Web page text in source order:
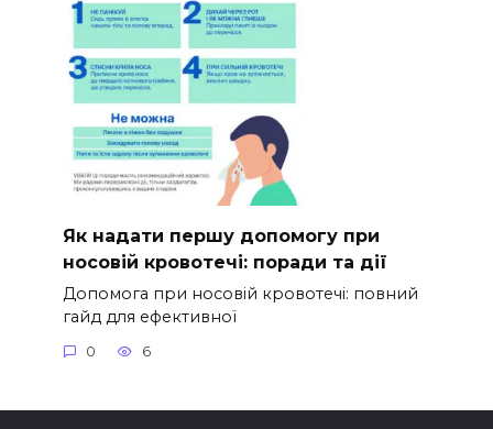
Як надати першу допомогу при
носовій кровотечі: поради та дії
Допомога при носовій кровотечі: повний
гайд для ефективної
0 6